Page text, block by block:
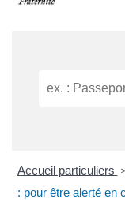
Accueil particuliers >
: pour être alerté en